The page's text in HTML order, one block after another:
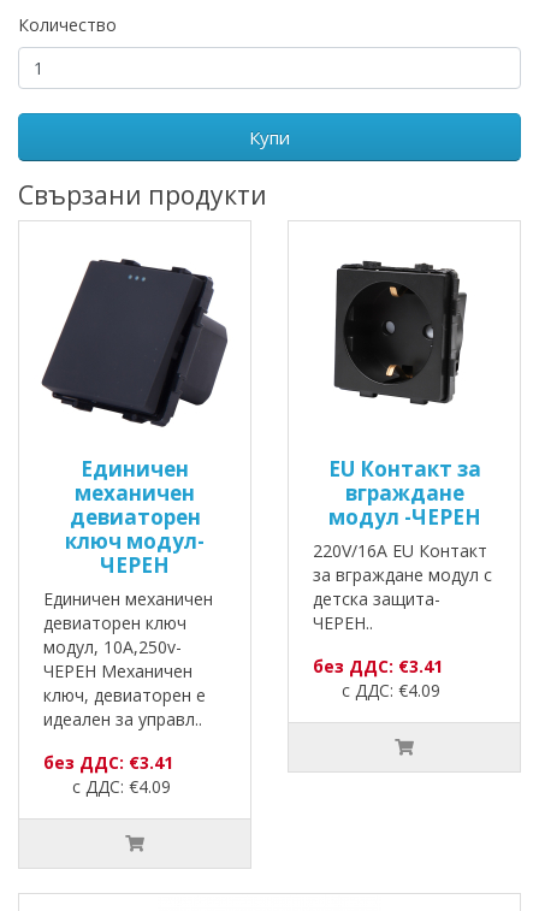
Количество
Купи
Свързани продукти
Единичен
механичен
девиаторен
ключ модул-
ЧЕРЕН
Единичен механичен
девиаторен ключ
модул, 10A,250v-
ЧЕРЕН Механичен
ключ, девиаторен е
идеален за управл..
без ДДС: €3.41
с ДДС: €4.09
EU Контакт за
вграждане
модул -ЧЕРЕН
220V/16A EU Контакт
за вграждане модул с
детска защита-
ЧЕРЕН..
без ДДС: €3.41
с ДДС: €4.09